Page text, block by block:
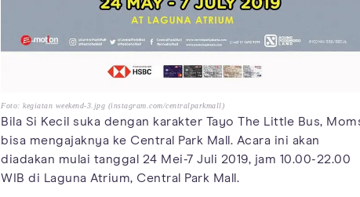
Foto: kegiatan weekend-3.jpg (instagram.com/centralparkmall)
Bila Si Kecil suka dengan karakter Tayo The Little Bus,
bisa mengajaknya ke Central Park Mall. Acara ini akan
diadakan mulai tanggal 24 Mei-7 Juli 2019, jam 10.00-22.00
WIB di Laguna Atrium, Central Park Mall.